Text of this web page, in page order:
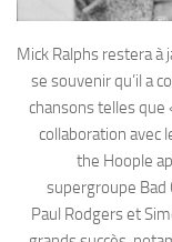
Mick Ralphs restera
se souvenir qu’il a
chansons telles que
collaboration avec
the Hoople
supergroupe Bad
Paul Rodgers et